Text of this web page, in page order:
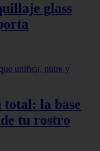
glass
la base
tu rostro